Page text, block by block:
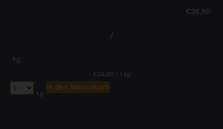
€36,90
/
kg
€36,90 / 1 kg
kg
In den Warenkorb